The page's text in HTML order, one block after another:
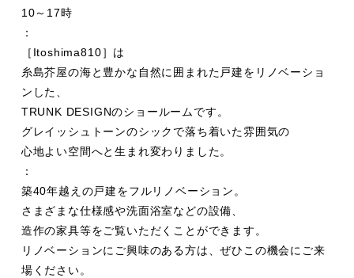
10～ 17時
：
［ Itoshima810］ は
糸島芥屋の海と豊かな自然に囲まれた戸建をリノベーショ
ンした、
TRUNK DESIGNのショールームです。
グレイッシュトーンのシックで落ち着いた雰囲気の
心地よい空間へと生まれ変わりました。
：
築40年越えの戸建をフルリノベーション。
さまざまな仕様感や洗面浴室などの設備、
造作の家具等をご覧いただくことができます。
リノベーションにご興味のある方は、ぜひこの機会にご来
場ください。